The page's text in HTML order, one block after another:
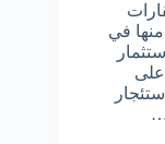
منها في
على